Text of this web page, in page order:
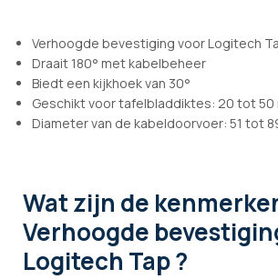
Verhoogde bevestiging voor Logitech
Draait 180° met kabelbeheer
Biedt een kijkhoek van 30°
Geschikt voor tafelbladdiktes: 20 tot 50
Diameter van de kabeldoorvoer: 51 tot
Wat zijn de
Verhoogde
Logitech Tap ?